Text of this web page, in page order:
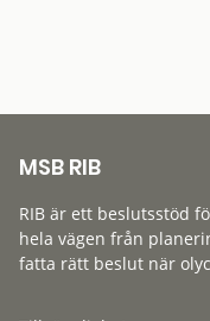
MSB RIB
RIB är ett beslutsstöd
hela vägen från
fatta rätt beslut när